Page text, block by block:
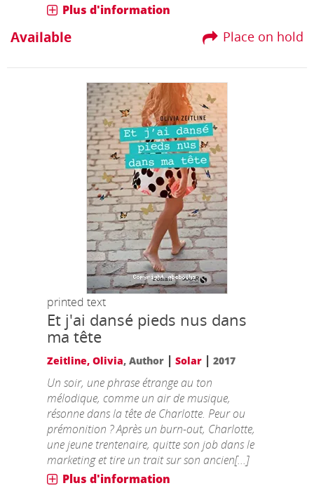
Plus d'information
Place on hold
Available
printed text
Et j'ai dansé pieds nus dans
ma tête
Zeitline, Olivia, Author |Solar |2017
Un soir, une phrase étrange au ton
mélodique, comme un air de musique,
résonne dans la tête de Charlotte. Peur ou
prémonition ? Après un burn-out, Charlotte,
une jeune trentenaire, quitte son job dans le
marketing et tire un trait sur son ancien[...]
Plus d'information